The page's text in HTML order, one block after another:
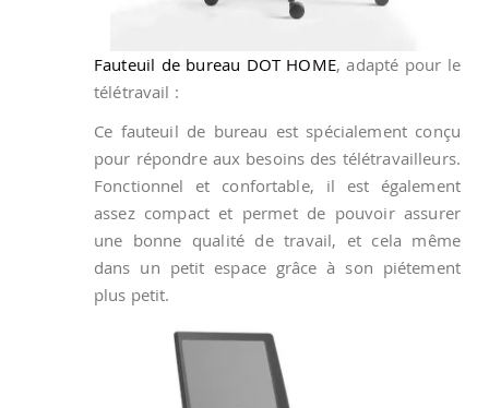
Fauteuil de bureau DOT HOME, adapté pour le
télétravail :
Ce fauteuil de bureau est spécialement conçu
pour répondre aux besoins des télétravailleurs.
Fonctionnel et confortable, il est également
assez compact et permet de pouvoir assurer
une bonne qualité de travail, et cela même
dans un petit espace grâce à son piétement
plus petit.